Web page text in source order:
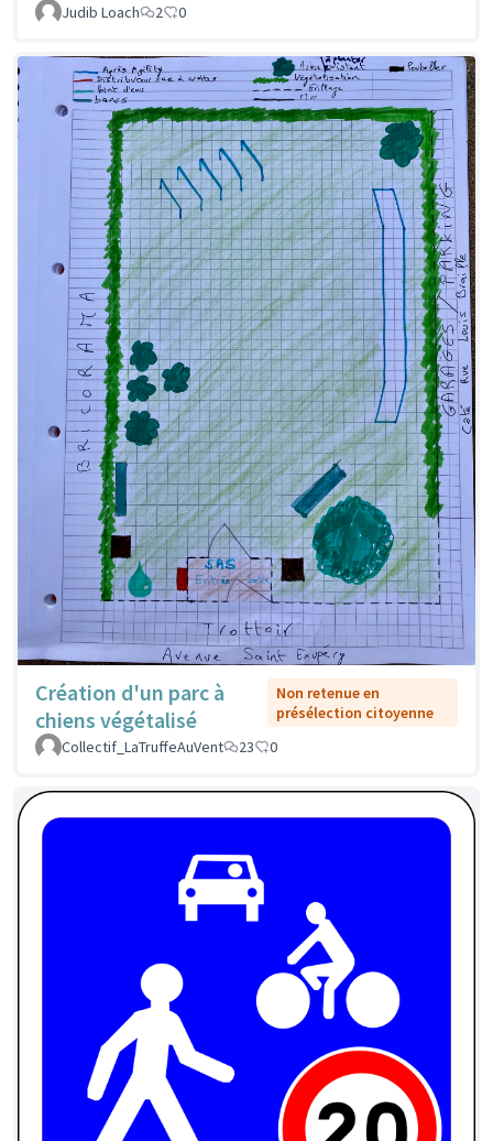
Judib Loach
2 0
Création d'un parc à
chiens végétalisé
Non retenue en
présélection citoyenne
Collectif_LaTruffeAuVent
23 0